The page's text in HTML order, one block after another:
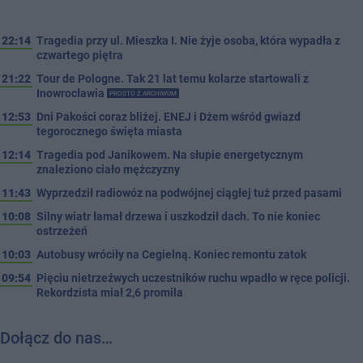
22:14 Tragedia przy ul. Mieszka I. Nie żyje osoba, która wypadła z
czwartego piętra
21:22 Tour de Pologne. Tak 21 lat temu kolarze startowali z
Inowrocławia
PROSTO Z ARCHIWUM
12:53 Dni Pakości coraz bliżej. ENEJ i Dżem wśród gwiazd
tegorocznego święta miasta
12:14 Tragedia pod Janikowem. Na słupie energetycznym
znaleziono ciało mężczyzny
11:43 Wyprzedził radiowóz na podwójnej ciągłej tuż przed pasami
10:08 Silny wiatr łamał drzewa i uszkodził dach. To nie koniec
ostrzeżeń
10:03 Autobusy wróciły na Cegielną. Koniec remontu zatok
09:54 Pięciu nietrzeźwych uczestników ruchu wpadło w ręce policji.
Rekordzista miał 2,6 promila
Dołącz do nas…